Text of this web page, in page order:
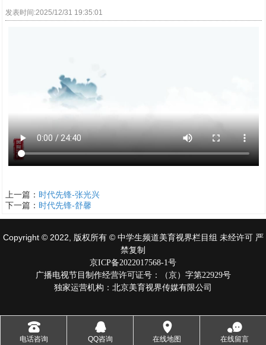
发表时间:2025/12/31 19:35:01
上一篇： 时代先锋-张光兴
下一篇： 时代先锋-舒馨
Copyright © 2022, 版权所有 © 中学生频道美育视界栏目组 未经许可 严
禁复制
京ICP备2022017568-1号
广播电视节目制作经营许可证号：（京）字第22929号
独家运营机构：北京美育视界传媒有限公司
󰇯
电话咨询
󰇇
QQ咨询
󰅊
在线地图
󰂮
在线留言